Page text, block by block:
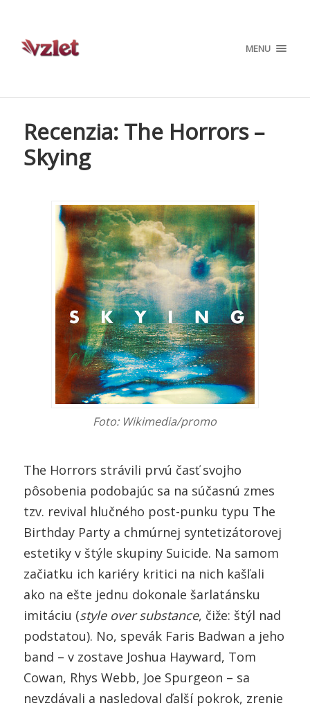
MENU
Recenzia: The Horrors –
Skying
Foto: Wikimedia/promo
The Horrors strávili prvú časť svojho
pôsobenia podobajúc sa na súčasnú zmes
tzv. revival hlučného post-punku typu The
Birthday Party a chmúrnej syntetizátorovej
estetiky v štýle skupiny Suicide. Na samom
začiatku ich kariéry kritici na nich kašľali
ako na ešte jednu dokonale šarlatánsku
imitáciu (style over substance, čiže: štýl nad
podstatou). No, spevák Faris Badwan a jeho
band – v zostave Joshua Hayward, Tom
Cowan, Rhys Webb, Joe Spurgeon – sa
nevzdávali a nasledoval ďalší pokrok, zrenie